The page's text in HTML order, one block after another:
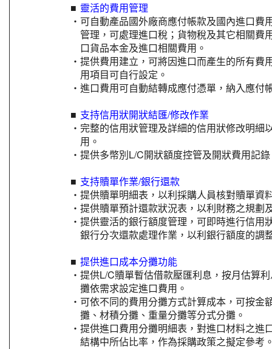
■ 靈活的費用管理
‧ 可自動產品國外廠商應付帳款及國內進口費
管理，可處理進口稅；貨物稅及其它相關費
口貨品本金及進口相關費用。
‧ 提供費用建立，可將因進口而產生的所有費
用項目可自行設定。
‧ 進口費用可自動結轉成應付憑單，納入應付
■ 支持信用狀開狀結匯/修改作業
‧ 完整的信用狀管理及詳細的信用狀修改明細
用。
‧ 提供多幣別L/C開狀額度控管及開狀費用記
■ 支持贖單作業/銀行還款
‧ 提供贖單明細表，以利採購人員核對贖單資
‧ 提供贖單預計還款狀況表，以利財務之規劃
‧ 提供靈活的銀行額度管理，可即時進行信用
銀行分次還款處理作業，以利銀行額度的調
■ 提供進口成本分攤功能
‧ 提供L/C贖單暫估借款壓匯利息，按月估算
攤依需求設定進口費用。
‧ 可依不同的費用分攤方式計算成本，可按金
攤、材積分攤、重量分攤等分式分攤。
‧ 提供進口費用分攤明細表，對進口材料之進
結構中所佔比率，作為採購政策之擬定參考